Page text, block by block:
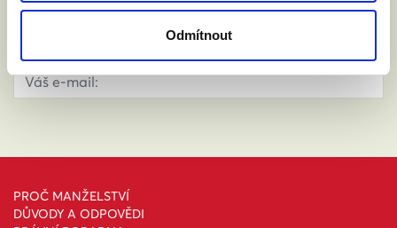
Odmítnout
PROČ MANŽELSTVÍ
DŮVODY A ODPOVĚDI